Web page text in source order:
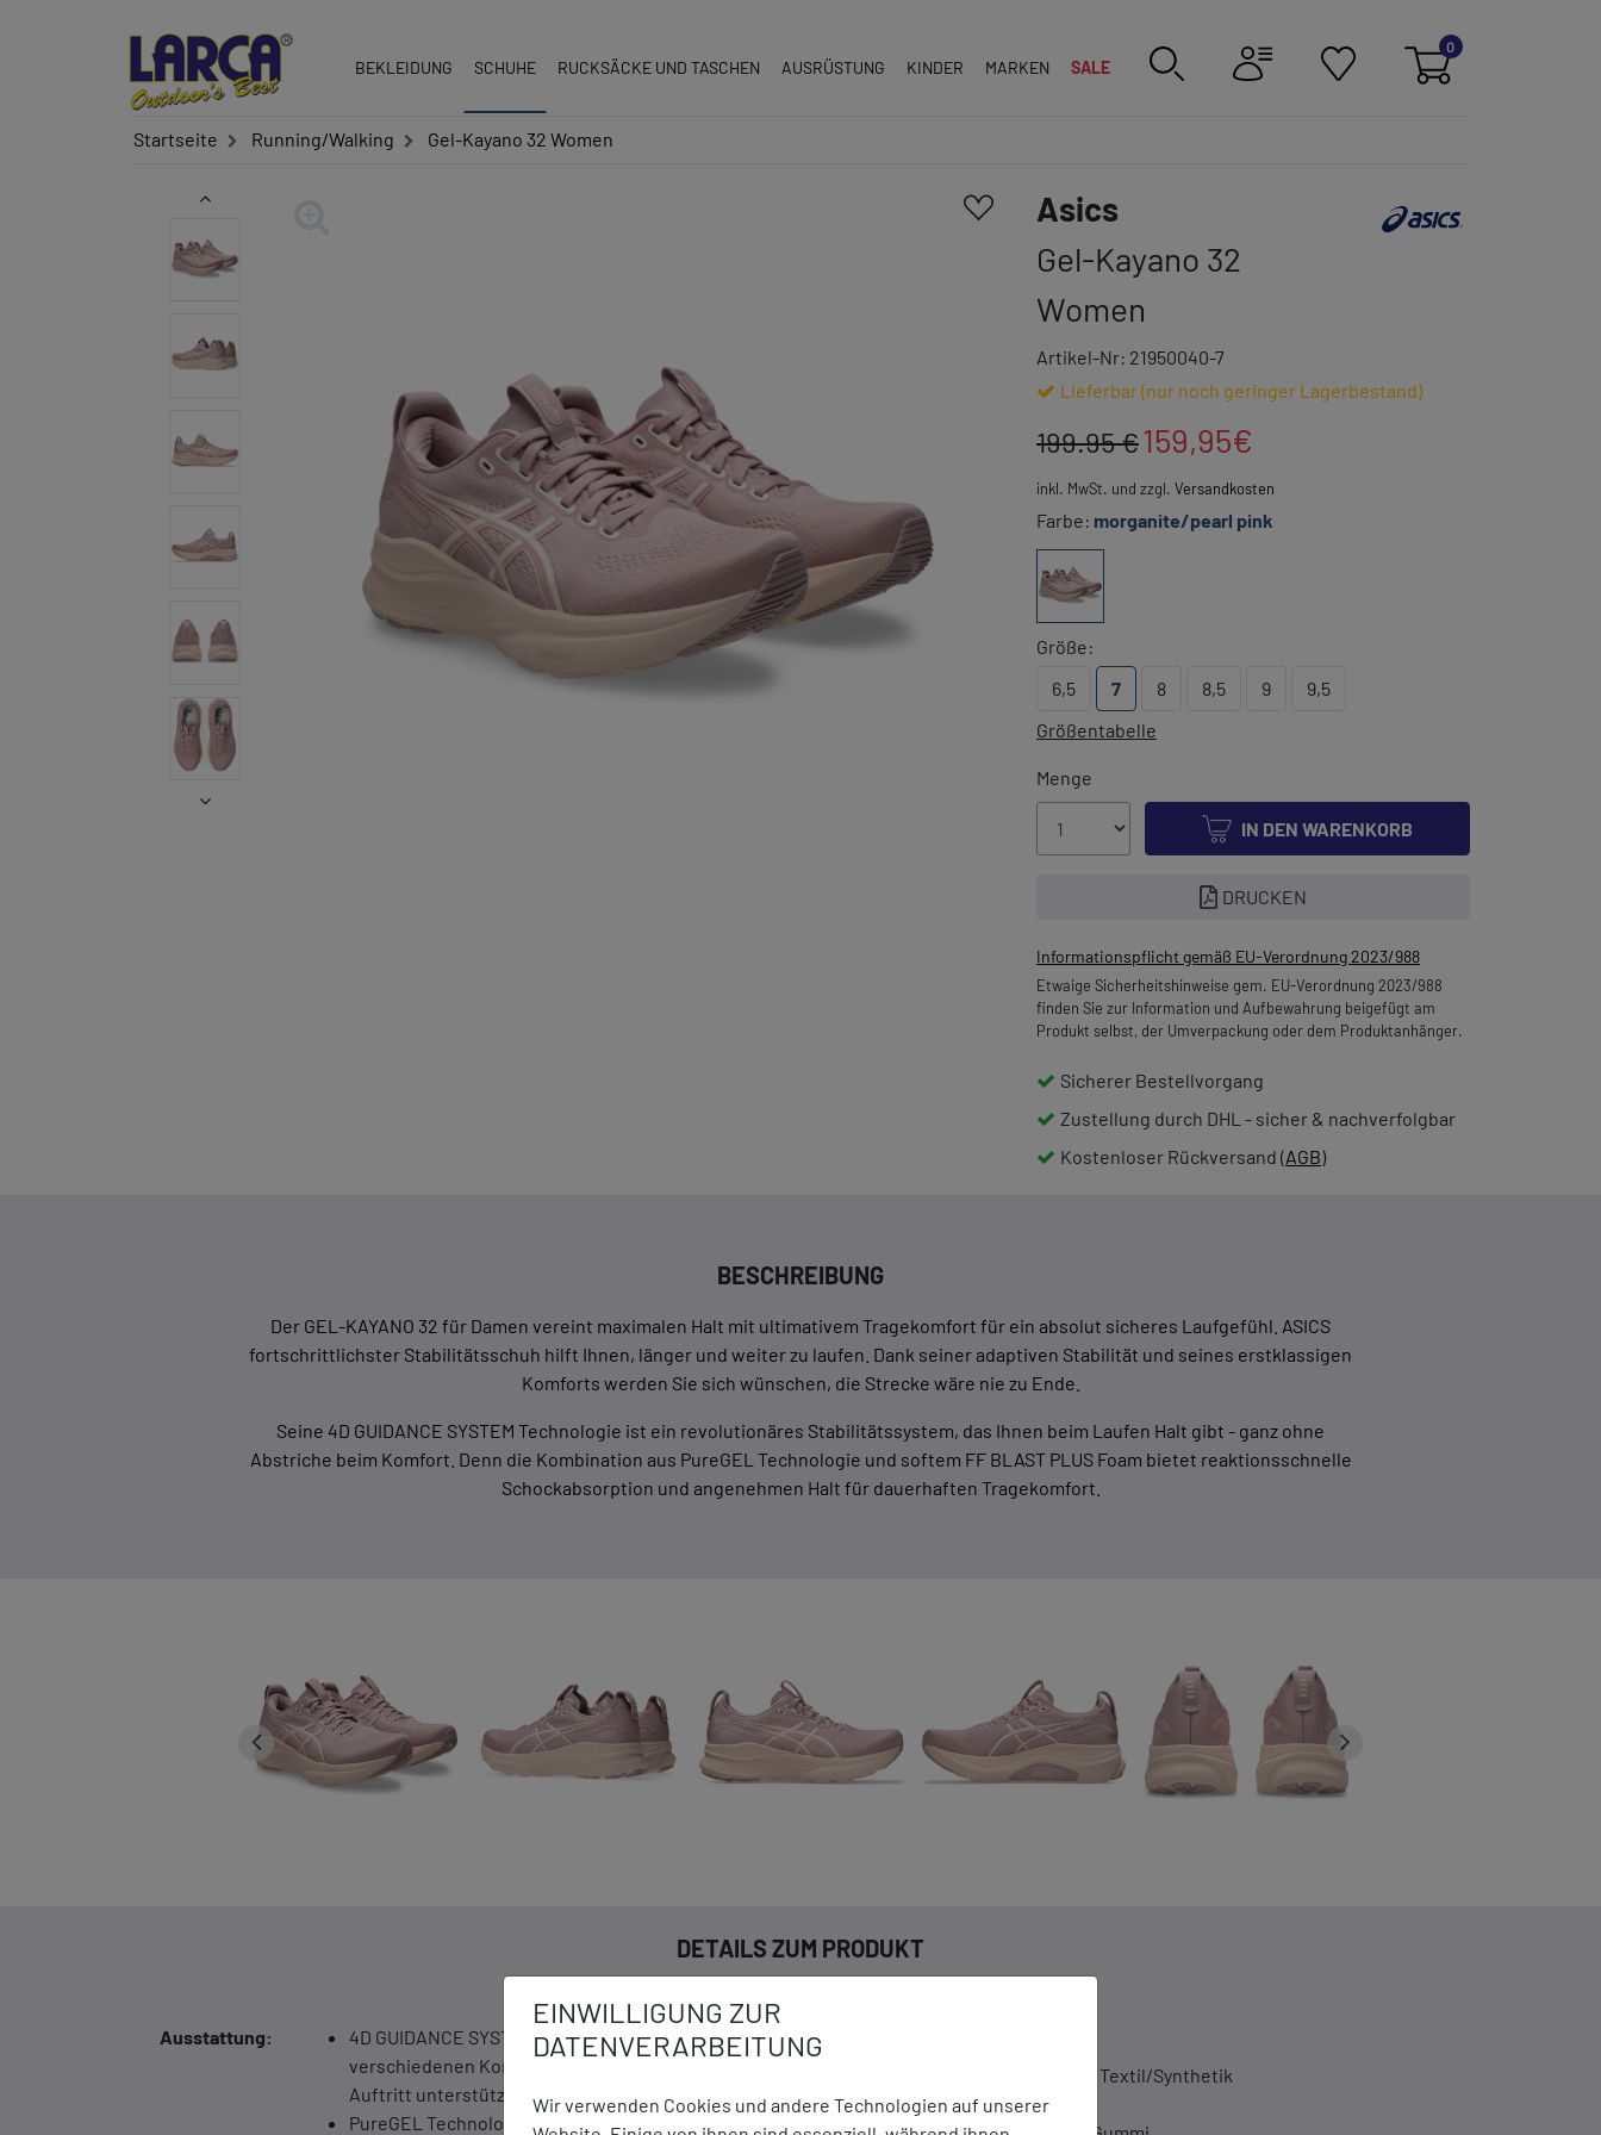
EINWILLIGUNG ZUR
DATENVERARBEITUNG
Wir verwenden Cookies und andere Technologien auf unserer
0
BEKLEIDUNG SCHUHE RUCKSÄCKE UND TASCHEN AUSRÜSTUNG KINDER MARKEN SALE
Startseite Running/Walking Gel-Kayano 32 Women
Asics
Gel-Kayano 32
Women
Artikel-Nr: 21950040-7
Lieferbar (nur noch geringer Lagerbestand)
199.95 €159,95€
inkl. MwSt. und zzgl. Versandkosten
Farbe: morganite/pearl pink
Größe:
6,5
7 8 8,5 9
9,5
Größentabelle
Menge
IN DEN WARENKORB
DRUCKEN
Informationspflicht gemäß EU-Verordnung 2023/988
Etwaige Sicherheitshinweise gem. EU-Verordnung 2023/988
finden Sie zur Information und Aufbewahrung beigefügt am
Produkt selbst, der Umverpackung oder dem Produktanhänger.
Sicherer Bestellvorgang
Zustellung durch DHL - sicher & nachverfolgbar
Kostenloser Rückversand (AGB)
BESCHREIBUNG
Der GEL-KAYANO 32 für Damen vereint maximalen Halt mit ultimativem Tragekomfort für ein absolut sicheres Laufgefühl. ASICS
fortschrittlichster Stabilitätsschuh hilft Ihnen, länger und weiter zu laufen. Dank seiner adaptiven Stabilität und seines erstklassigen
Komforts werden Sie sich wünschen, die Strecke wäre nie zu Ende.
Seine 4D GUIDANCE SYSTEM Technologie ist ein revolutionäres Stabilitätssystem, das Ihnen beim Laufen Halt gibt - ganz ohne
Abstriche beim Komfort. Denn die Kombination aus PureGEL Technologie und softem FF BLAST PLUS Foam bietet reaktionsschnelle
Schockabsorption und angenehmen Halt für dauerhaften Tragekomfort.
DETAILS ZUM PRODUKT
Ausstattung:
4D GUIDANCE SYSTEM Technologie: Besteht aus vier
verschiedenen Komponenten, die den Fuß beim
Auftritt unterstützen - für ultimative Stabilität.
PureGEL Technologie: Sorgt für eine softere
Marke:
Obermaterial: Textil/Synthetik
Futter: Textil